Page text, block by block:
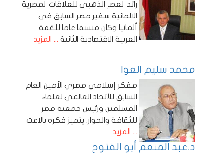
رائد العصر الذهبى للعلاقات المصرية
الالمانية سفير مصر السابق فى
ألمانيا وكان منسقا عاما للقمة
العربية الاقتصادية الثانية ... المزيد
محمد سليم العوا
مفكر إسلامي مصري الأمين العام
السابق للأتحاد العالمي لعلماء
المسلمين ورئيس جمعية مصر
للثقافة والحوار. يتميز فكره بالاعت
... المزيد
د.عبد المنعم أبو الفتوح